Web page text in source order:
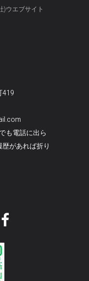
)ウエブサイト
も電話に出ら
があれば折り